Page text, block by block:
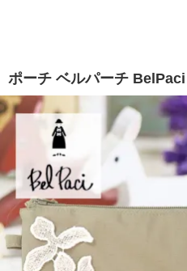
ポーチ ベルパーチ